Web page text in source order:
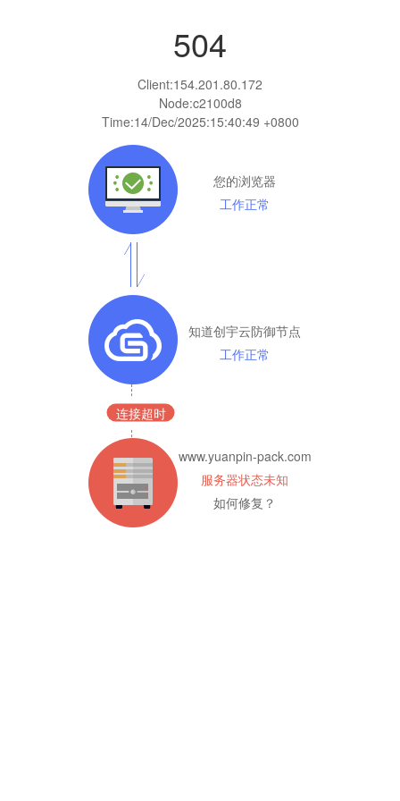
504
Client:154.201.80.172
Node:c2100d8
Time:14/Dec/2025:15:40:49 +0800
您的浏览器
工作正常
知道创宇云防御节点
工作正常
连接超时
www.yuanpin-pack.com
服务器状态未知
如何修复？